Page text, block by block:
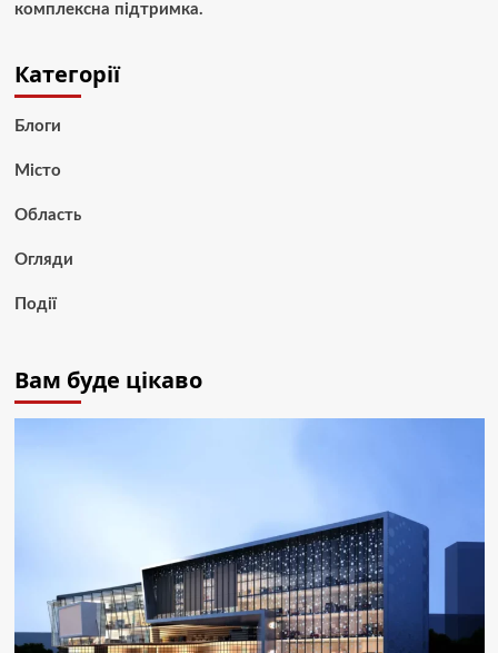
комплексна підтримка.
Категорії
Блоги
Місто
Область
Огляди
Події
Вам буде цікаво